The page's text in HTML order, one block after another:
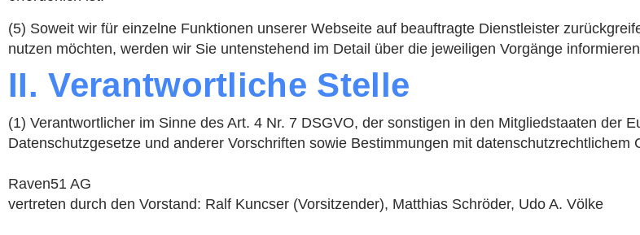
(5) Soweit wir für einzelne Funktionen unserer Webseite auf beauftragte Dienstleister
nutzen möchten, werden wir Sie untenstehend im Detail über die jeweiligen Vorgänge
II. Verantwortliche Stelle
(1) Verantwortlicher im Sinne des Art. 4 Nr. 7 DSGVO, der sonstigen in den Mitgliedstaaten der
Datenschutzgesetze und anderer Vorschriften sowie Bestimmungen mit datenschutzrechtlichem
Raven51 AG
vertreten durch den Vorstand: Ralf Kuncser (Vorsitzender), Matthias Schröder, Udo A. Völke